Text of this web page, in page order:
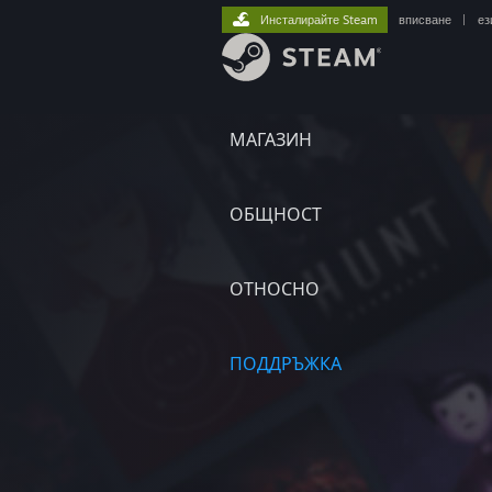
МАГАЗИН
ОБЩНОСТ
ОТНОСНО
ПОДДРЪЖКА
Инсталирайте Steam вписване